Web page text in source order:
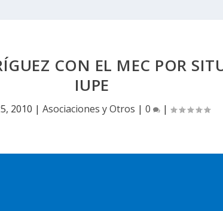
CON EL MEC POR
IUPE
2010 | Asociaciones y Otros | 0 |